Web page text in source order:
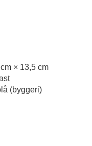
× 13,5 cm
(byggeri)